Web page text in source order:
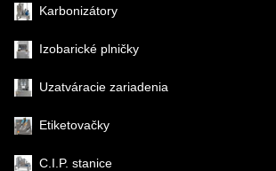
Karbonizátory
Izobarické plničky
Uzatváracie zariadenia
Etiketovačky
C.I.P. stanice